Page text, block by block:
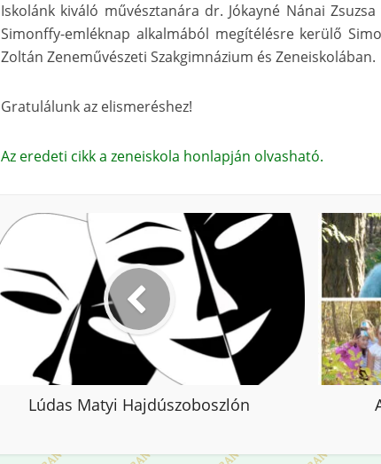
Iskolánk kiváló művésztanára dr. Jókayné Nánai
Simonffy-emléknap alkalmából megítélésre kerülő
Zoltán Zeneművészeti Szakgimnázium és Zeneiskolában.
Gratulálunk az elismeréshez!
Az eredeti cikk a zeneiskola honlapján olvasható.
Lúdas Matyi Hajdúszoboszlón